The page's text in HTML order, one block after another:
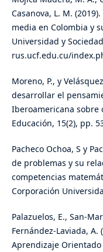
Casanova, L. M.
media en Colombia y
Universidad y
rus.ucf.edu.cu/
Moreno, P., y
desarrollar el
Iberoamericana sobre
Educación, 15(2), pp.
Pacheco Ochoa, S y
de problemas y su
competencias
Corporación
Palazuelos, E., San-
Fernández-Laviada,
Aprendizaje